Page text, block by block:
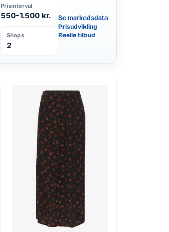
Prisinterval
550-1.500 kr.
Shops
2
Se markedsdata
Prisudvikling
Reelle tilbud